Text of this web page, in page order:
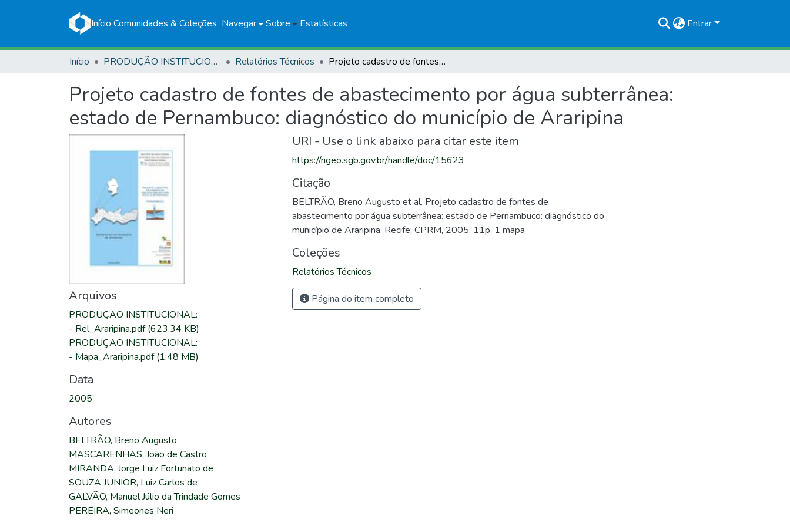
Início Comunidades & Coleções Navegar Sobre Estatísticas Entrar
Início PRODUÇÃO INSTITUCIONAL Relatórios Técnicos Projeto cadastro de fontes de abastecimento por água subterrânea: estado de Pernambuco: diagnóstico do município de Araripina
Projeto cadastro de fontes de abastecimento por água subterrânea:
estado de Pernambuco: diagnóstico do município de Araripina
Arquivos
PRODUÇAO INSTITUCIONAL:
- Rel_Araripina.pdf(623.34 KB)
PRODUÇAO INSTITUCIONAL:
- Mapa_Araripina.pdf(1.48 MB)
Data
2005
Autores
BELTRÃO, Breno Augusto
MASCARENHAS, João de Castro
MIRANDA, Jorge Luiz Fortunato de
SOUZA JUNIOR, Luiz Carlos de
GALVÃO, Manuel Júlio da Trindade Gomes
PEREIRA, Simeones Neri
URI - Use o link abaixo para citar este item
https://rigeo.sgb.gov.br/handle/doc/15623
Citação
BELTRÃO, Breno Augusto et al. Projeto cadastro de fontes de
abastecimento por água subterrânea: estado de Pernambuco: diagnóstico do
município de Araripina. Recife: CPRM, 2005. 11p. 1 mapa
Coleções
Relatórios Técnicos
Página do item completo